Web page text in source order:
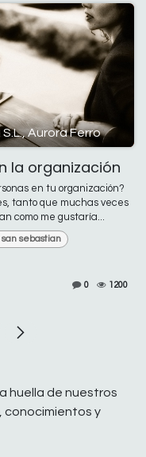
Aurora Ferro
la organización
en tu organización?
tanto que muchas veces
como me gustaría...
sebastian
0 1200
huella de nuestros
conocimientos y